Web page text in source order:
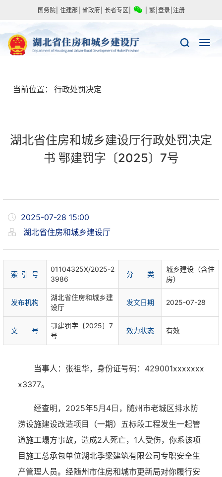
国务院 住建部 省政府 长者专区 繁 登录 注册
当前位置： 行政处罚决定
湖北省住房和城乡建设厅行政处罚决定
书 鄂建罚字〔2025〕7号
2025-07-28 15:00
湖北省住房和城乡建设厅
索 引 号
01104325X/2025-2
3986
分 类
城乡建设（含住
房）
发布机构
湖北省住房和城乡建
设厅
发文日期 2025-07-28
文 号
鄂建罚字〔2025〕7
号
效力状态 有效
当事人：张祖华，身份证号码： 429001xxxxxxx
x3377。
经查明， 2025年5月4日，随州市老城区排水防
涝设施建设改造项目（一期）五标段工程发生一起管
道施工塌方事故，造成2人死亡，1人受伤，你系该项
目施工总承包单位湖北季梁建筑有限公司专职安全生
产管理人员。 经随州市住房和城市更新局对你履行安